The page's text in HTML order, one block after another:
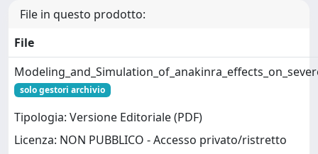
File in questo prodotto:
File
solo gestori archivio
Tipologia: Versione Editoriale (PDF)
Licenza: NON PUBBLICO - Accesso privato/ristretto